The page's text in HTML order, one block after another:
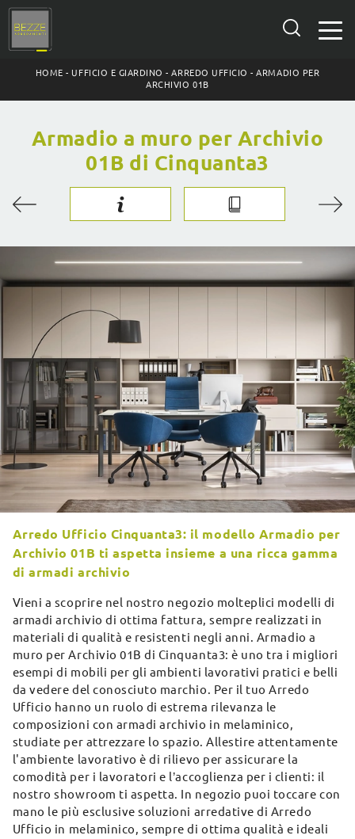
HOME - UFFICIO E GIARDINO -ARREDO UFFICIO -ARMADIO PER
ARCHIVIO 01B
Armadio a muro per Archivio
01B di Cinquanta3
Arredo Ufficio Cinquanta3: il modello Armadio per
Archivio 01B ti aspetta insieme a una ricca gamma
di armadi archivio
Vieni a scoprire nel nostro negozio molteplici modelli di
armadi archivio di ottima fattura, sempre realizzati in
materiali di qualità e resistenti negli anni. Armadio a
muro per Archivio 01B di Cinquanta3: è uno tra i migliori
esempi di mobili per gli ambienti lavorativi pratici e belli
da vedere del conosciuto marchio. Per il tuo Arredo
Ufficio hanno un ruolo di estrema rilevanza le
composizioni con armadi archivio in melaminico,
studiate per attrezzare lo spazio. Allestire attentamente
l'ambiente lavorativo è di rilievo per assicurare la
comodità per i lavoratori e l’accoglienza per i clienti: il
nostro showroom ti aspetta. In negozio puoi toccare con
mano le più esclusive soluzioni arredative di Arredo
Ufficio in melaminico, sempre di ottima qualità e ideali